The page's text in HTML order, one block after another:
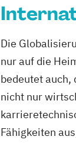
Die
nur auf die
bedeutet
nicht nur
Fähigkeiten